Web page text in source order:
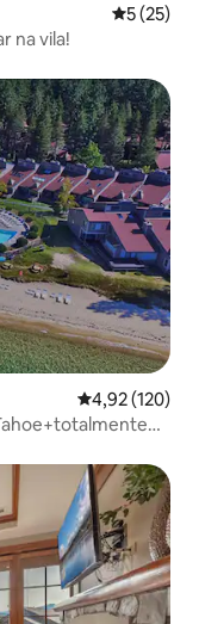
5 de uma
5 (25)
na vila!
4,92 de uma
4,92 (120)